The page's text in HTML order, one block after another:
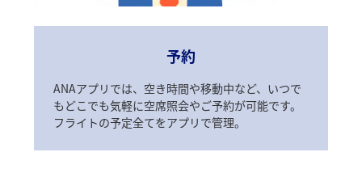
予約
ANAアプリでは、空き時間や移動中など、いつで
もどこでも気軽に空席照会やご予約が可能です。
フライトの予定全てをアプリで管理。